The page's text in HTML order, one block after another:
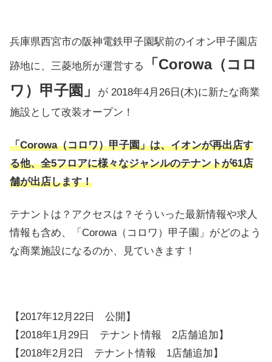
兵庫県西宮市の阪神電鉄甲子園駅前のイオン甲子園店
跡地に、三菱地所が運営する
「Corowa（コロ
ワ）甲子園」
が 2018年4月26日(木)に新たな商業
施設として改装オープン！
「Corowa（コロワ）甲子園」は、イオンが再出店す
る他、全5フロアに様々なジャンルのテナントが61店
舗が出店します！
テナントは？アクセスは？そういった最新情報や求人
情報も含め、「Corowa（コロワ）甲子園」がどのよう
な商業施設になるのか、見ていきます！
【2017年12月22日 公開】
【2018年1月29日 テナント情報 2店舗追加】
【2018年2月2日 テナント情報 1店舗追加】